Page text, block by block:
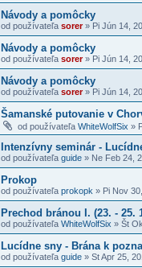
Návody a pomôcky
od používateľa sorer» Pi Jún 14,
Návody a pomôcky
od používateľa sorer» Pi Jún 14,
Návody a pomôcky
od používateľa sorer» Pi Jún 14,
Šamanské putovanie v
od používateľa WhiteWolfSix »
Intenzívny seminár -
od používateľa guide » Ne Feb 24,
Prokop
od používateľa prokopk » Pi Nov
Prechod bránou I. (23. - 25.
od používateľa WhiteWolfSix » Št
Lucídne sny - Brána k
od používateľa guide » St Apr 25,